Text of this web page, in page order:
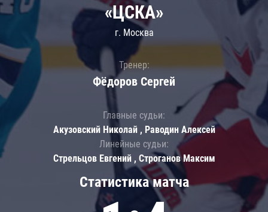
Статистика матча
«ЦСКА»
г. Москва
Тренер:
Фёдоров Сергей
Главные судьи:
Акузовский Николай , Раводин Алексей
Линейные судьи:
Стрельцов Евгений , Строганов Максим